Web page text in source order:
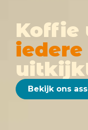
Koffie
Bekijk ons